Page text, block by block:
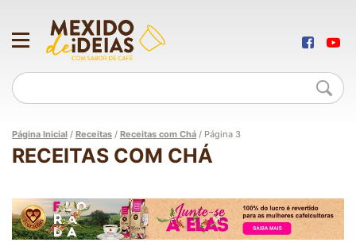
Página Inicial / Receitas / Receitas com Chá / Página 3
RECEITAS COM CHÁ